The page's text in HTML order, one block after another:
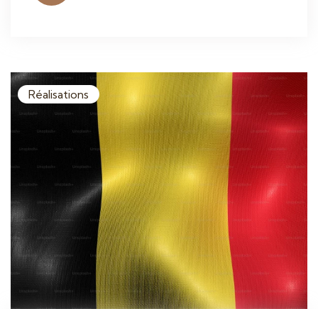
Réalisations